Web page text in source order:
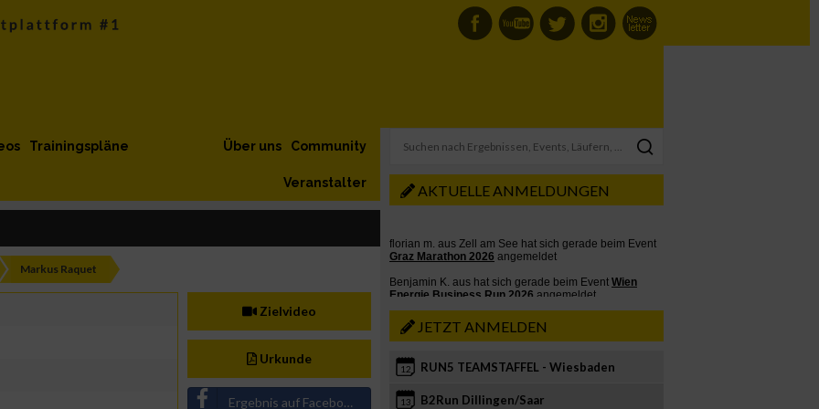
Trainingspläne Community
Über uns
Veranstalter
Markus Raquet
Zielvideo
Urkunde
Ergebnis auf Facebook teilen
AKTUELLE ANMELDUNGEN
JETZT ANMELDEN
12 RUN5 TEAMSTAFFEL - Wiesbaden
13 B2Run Dillingen/Saar